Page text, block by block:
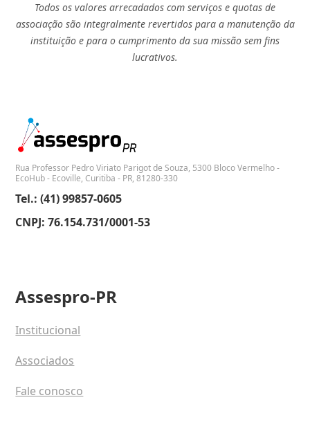
Todos os valores arrecadados com serviços e quotas de
associação são integralmente revertidos para a manutenção da
instituição e para o cumprimento da sua missão sem fins
lucrativos.
Rua Professor Pedro Viriato Parigot de Souza, 5300 Bloco Vermelho -
EcoHub - Ecoville, Curitiba - PR, 81280-330
Tel.: (41) 99857-0605
CNPJ: 76.154.731/0001-53
Assespro-PR
Institucional
Associados
Fale conosco